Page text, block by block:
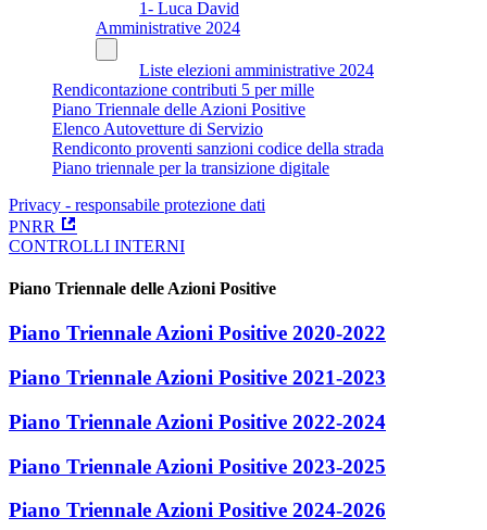
1- Luca David
Amministrative 2024
Liste elezioni amministrative 2024
Rendicontazione contributi 5 per mille
Piano Triennale delle Azioni Positive
Elenco Autovetture di Servizio
Rendiconto proventi sanzioni codice della strada
Piano triennale per la transizione digitale
Privacy - responsabile protezione dati
PNRR
CONTROLLI INTERNI
Piano Triennale delle Azioni Positive
Piano Triennale Azioni Positive 2020-2022
Piano Triennale Azioni Positive 2021-2023
Piano Triennale Azioni Positive 2022-2024
Piano Triennale Azioni Positive 2023-2025
Piano Triennale Azioni Positive 2024-2026